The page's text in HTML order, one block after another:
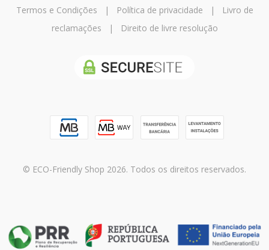
Termos e Condições | Política de privacidade |
Livro de
reclamações | Direito de livre resolução
© ECO-Friendly Shop 2026. Todos os direitos reservados.